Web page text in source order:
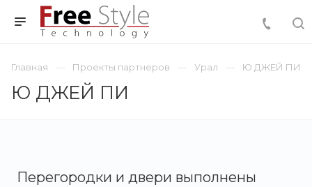
Главная Проекты партнеров Урал Ю ДЖЕЙ ПИ
Ю ДЖЕЙ ПИ
Перегородки и двери выполнены